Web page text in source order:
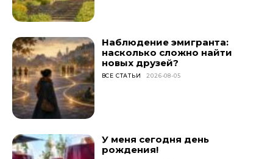
Наблюдение эмигранта:
насколько сложно найти
новых друзей?
ВСЕ СТАТЬИ 2026-08-05
У меня сегодня день
рождения!